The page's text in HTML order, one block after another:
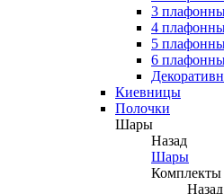
3
4
5
6
Киевницы
Полочки
Шары
Назад
Шары
Комплекты
Назад